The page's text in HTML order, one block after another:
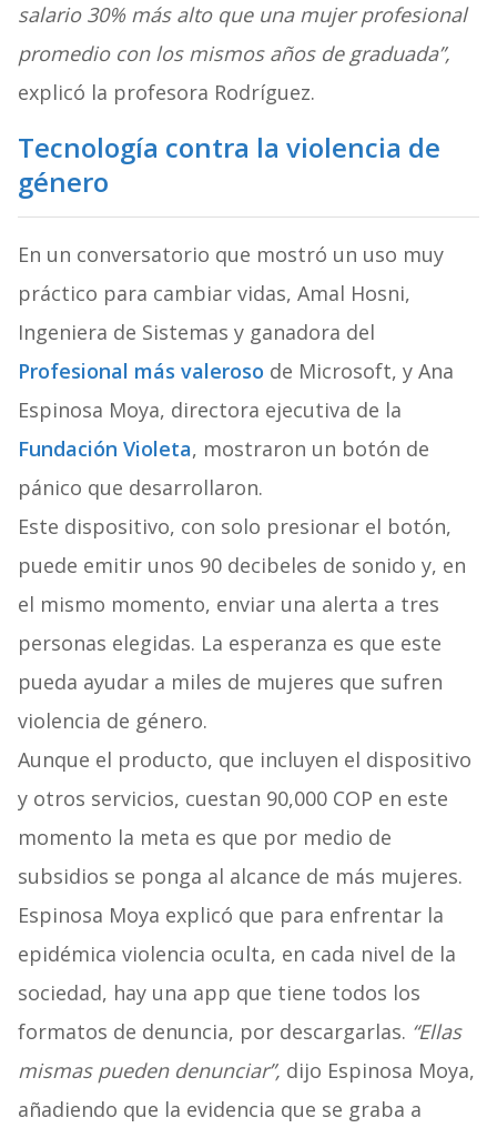
salario 30% más alto que una mujer profesional
promedio con los mismos años de graduada”,
explicó la profesora Rodríguez.
Tecnología contra la violencia de
género
En un conversatorio que mostró un uso muy
práctico para cambiar vidas, Amal Hosni,
Ingeniera de Sistemas y ganadora del
Profesional más valeroso de Microsoft, y Ana
Espinosa Moya, directora ejecutiva de la
Fundación Violeta, mostraron un botón de
pánico que desarrollaron.
Este dispositivo, con solo presionar el botón,
puede emitir unos 90 decibeles de sonido y, en
el mismo momento, enviar una alerta a tres
personas elegidas. La esperanza es que este
pueda ayudar a miles de mujeres que sufren
violencia de género.
Aunque el producto, que incluyen el dispositivo
y otros servicios, cuestan 90,000 COP en este
momento la meta es que por medio de
subsidios se ponga al alcance de más mujeres.
Espinosa Moya explicó que para enfrentar la
epidémica violencia oculta, en cada nivel de la
sociedad, hay una app que tiene todos los
formatos de denuncia, por descargarlas. “Ellas
mismas pueden denunciar”, dijo Espinosa Moya,
añadiendo que la evidencia que se graba a